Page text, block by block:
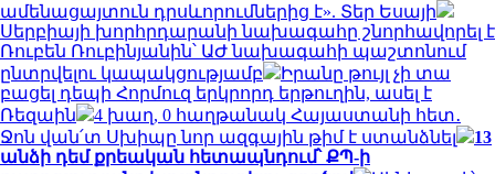
ամենացայտուն դրսևորումներից է». Տեր Եսայի
Սերբիայի խորհրդարանի նախագահը շնորհավորել է
Ռուբեն Ռուբինյանին՝ ԱԺ նախագահի պաշտոնում
ընտրվելու կապակցությամբ
Իրանը թույլ չի տա
բացել դեպի Հորմուզ երկրորդ երթուղին, ասել է
Ռեզաին
4 խաղ, 0 հաղթանակ Հայաստանի հետ․
Ջոն վան՛տ Սխիպը նոր ազգային թիմ է ստանձնել
13
անձի դեմ քրեական հետապնդում՝ ՔՊ-ի